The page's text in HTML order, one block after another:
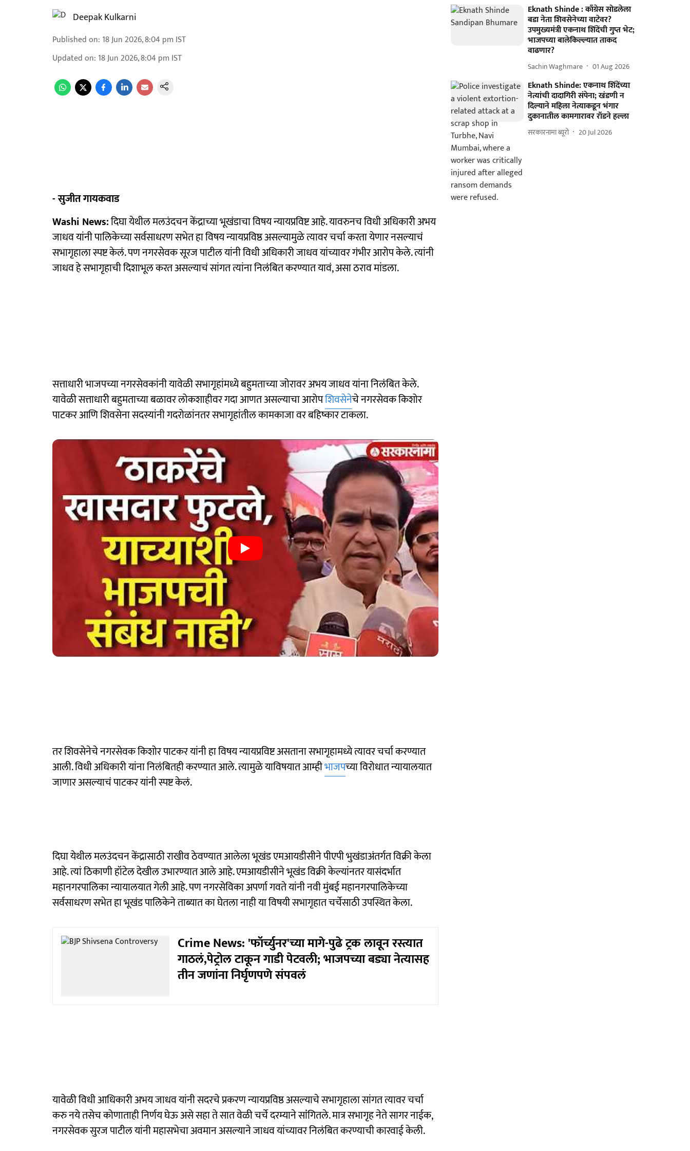
Deepak Kulkarni
Published on: 18 Jun 2026, 8:04 pm IST
Updated on: 18 Jun 2026, 8:04 pm IST
- सुजीत गायकवाड
Washi News:दिघा येथील मलउंदचन केंद्राच्या भूखंडाचा विषय न्यायप्रविष्ट आहे. यावरुनच विधी अधिकारी अभय
जाधव यांनी पालिकेच्या सर्वसाधरण सभेत हा विषय न्यायप्रविष्ठ असल्यामुळे त्यावर चर्चा करता येणार नसल्याचं
सभागृहाला स्पष्ट केलं. पण नगरसेवक सूरज पाटील यांनी विधी अधिकारी जाधव यांच्यावर गंभीर आरोप केले. त्यांनी
जाधव हे सभागृहाची दिशाभूल करत असल्याचं सांगत त्यांना निलंबित करण्यात यावं, असा ठराव मांडला.
सत्ताधारी भाजपच्या नगरसेवकांनी यावेळी सभागृहांमध्ये बहुमताच्या जोरावर अभय जाधव यांना निलंबित केले.
यावेळी सत्ताधारी बहुमताच्या बळावर लोकशाहीवर गदा आणत असल्याचा आरोपशिवसेनेचे नगरसेवक किशोर
पाटकर आणि शिवसेना सदस्यांनी गदरोळांनतर सभागृहांतील कामकाजा वर बहिष्कार टाकला.
तर शिवसेनेचे नगरसेवक किशोर पाटकर यांनी हा विषय न्यायप्रविष्ट असताना सभागृहामध्ये त्यावर चर्चा करण्यात
आली. विधी अधिकारी यांना निलंबितही करण्यात आले. त्यामुळे याविषयात आम्हीभाजपच्या विरोधात न्यायालयात
जाणार असल्याचं पाटकर यांनी स्पष्ट केलं.
दिघा येथील मलउंदचन केंद्रासाठी राखीव ठेवण्यात आलेला भूखंड एमआयडीसीने पीएपी भुखंडाअंतर्गत विक्री केला
आहे. त्यां ठिकाणी हॉटेल देखील उभारण्यात आले आहे. एमआयडीसीने भूखंड विक्री केल्यांनतर यासंदर्भात
महानगरपालिका न्यायालयात गेली आहे. पण नगरसेविका अपर्णा गवते यांनी नवी मुंबई महानगरपालिकेच्या
सर्वसाधरण सभेत हा भूखंड पालिकेने ताब्यात का घेतला नाही या विषयी सभागृहात चर्चेसाठी उपस्थित केला.
Crime News: 'फॉर्च्युनर'च्या मागे-पुढे ट्रक लावून रस्त्यात
गाठलं,पेट्रोल टाकून गाडी पेटवली; भाजपच्या बड्या नेत्यासह
तीन जणांना निर्घृणपणे संपवलं
यावेळी विधी आधिकारी अभय जाधव यांनी सदरचे प्रकरण न्यायप्रविष्ठ असल्याचे सभागृहाला सांगत त्यावर चर्चा
करु नये तसेच कोणाताही निर्णय घेऊ असे सहा ते सात वेळी चर्चे दरम्याने सांंगितले. मात्र सभागृह नेते सागर नाईक,
नगरसेवक सुरज पाटील यांनी महासभेचा अवमान असल्याने जाधव यांच्यावर निलंबित करण्याची कारवाई केली.
Eknath Shinde : काँग्रेस सोडलेला
बडा नेता शिवसेनेच्या वाटेवर?
उपमुख्यमंत्री एकनाथ शिंदेंची गुप्त भेट;
भाजपच्या बालेकिल्ल्यात ताकद
वाढणार?
Sachin Waghmare 01 Aug 2026
Eknath Shinde: एकनाथ शिंदेंच्या
नेत्यांची दादागिरी संपेना; खंडणी न
दिल्याने महिला नेत्याकडून भंगार
दुकानातील कामगारावर रॉडने हल्ला
सरकारनामा ब्यूरो 20 Jul 2026